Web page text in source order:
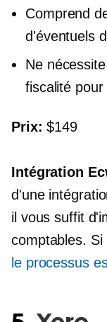
Comprend
d'éventuels
Ne
fiscalité
Prix:$149
Intégration
d'une
il vous suffit
comptables.
le processus